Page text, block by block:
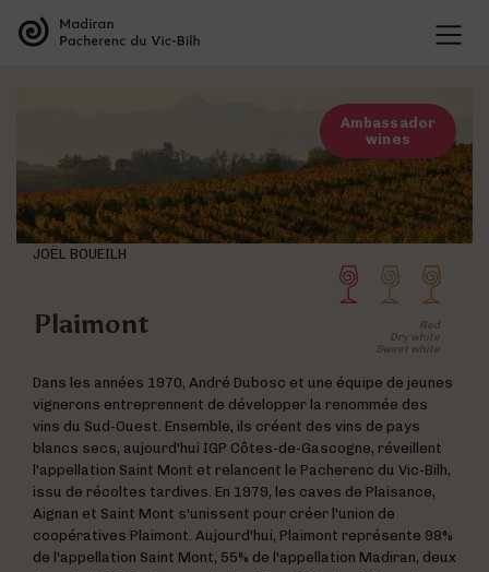
THE APPELLATIONS
Research & development
Presentation of the grape varieties
Presentation of the terroir
Deux entités au sein de la même maison
Pacherenc du Vic-Bilh wines
Tasting
Wine and food pairings
All our wines
Les vins de Madiran
VISIT THE SITES
Offers
Map of the Appellations
BLOG
Ambassador
wines
JOËL BOUEILH
Plaimont
Red
Dry white
Sweet white
Dans les années 1970, André Dubosc et une équipe de jeunes
vignerons entreprennent de développer la renommée des
vins du Sud-Ouest. Ensemble, ils créent des vins de pays
blancs secs, aujourd'hui IGP Côtes-de-Gascogne, réveillent
l'appellation Saint Mont et relancent le Pacherenc du Vic-Bilh,
issu de récoltes tardives. En 1979, les caves de Plaisance,
Aignan et Saint Mont s'unissent pour créer l'union de
coopératives Plaimont. Aujourd'hui, Plaimont représente 98%
de l'appellation Saint Mont, 55% de l'appellation Madiran, deux